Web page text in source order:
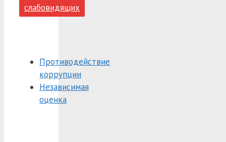
слабовидящих
Противодействие
коррупции
Независимая
оценка